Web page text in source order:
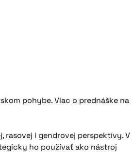
pohybe. Viac o prednáške na
rasovej i gendrovej perspektívy. V
ho používať ako nástroj